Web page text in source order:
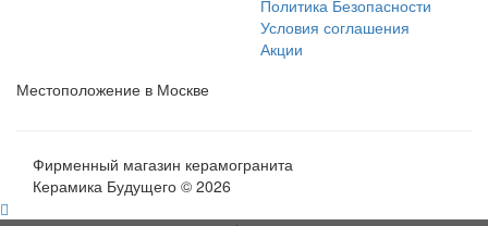
Политика Безопасности
Условия соглашения
Акции
Местоположение в Москве
Фирменный магазин керамогранита
Керамика Будущего © 2026